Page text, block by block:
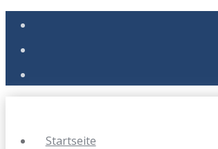
Startseite